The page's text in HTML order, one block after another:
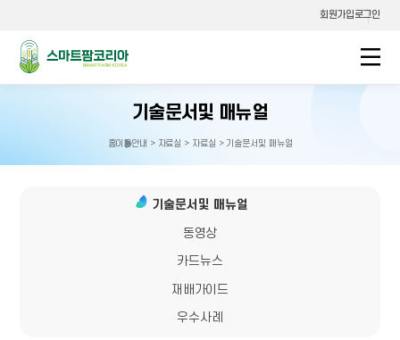
회원가입로그인
스마트팜코리아
기술문서및 매뉴얼
홈으로
홈이용안내 > 자료실 > 자료실 > 기술문서및 매뉴얼
기술문서및 매뉴얼
동영상
카드뉴스
재배가이드
우수사례